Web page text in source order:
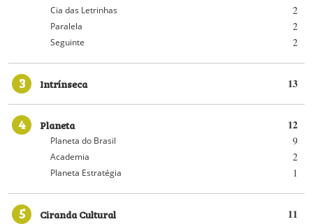
2
Cia das Letrinhas
2
Paralela
2
Seguinte
3 13
Intrínseca
4 12
Planeta
9
Planeta do Brasil
2
Academia
1
Planeta Estratégia
5 11
Ciranda Cultural